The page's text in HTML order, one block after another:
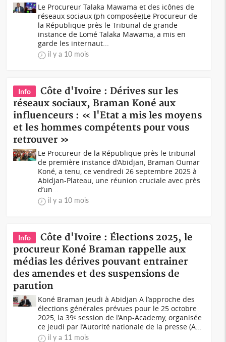
Le Procureur Talaka Mawama et des icônes de
réseaux sociaux (ph composée)Le Procureur de
la République près le Tribunal de grande
instance de Lomé Talaka Mawama, a mis en
garde les internaut...
il y a 10 mois
Info
Côte d'Ivoire : Dérives sur les
réseaux sociaux, Braman Koné aux
influenceurs : « l'Etat a mis les moyens
et les hommes compétents pour vous
retrouver »
Le Procureur de la République près le tribunal
de première instance d’Abidjan, Braman Oumar
Koné, a tenu, ce vendredi 26 septembre 2025 à
Abidjan-Plateau, une réunion cruciale avec près
d’un...
il y a 10 mois
Info
Côte d'Ivoire : Élections 2025, le
procureur Koné Braman rappelle aux
médias les dérives pouvant entrainer
des amendes et des suspensions de
parution
Koné Braman jeudi à Abidjan A l’approche des
élections générales prévues pour le 25 octobre
2025, la 39ᵉ session de l’Anp-Academy, organisée
ce jeudi par l’Autorité nationale de la presse (A...
il y a 11 mois